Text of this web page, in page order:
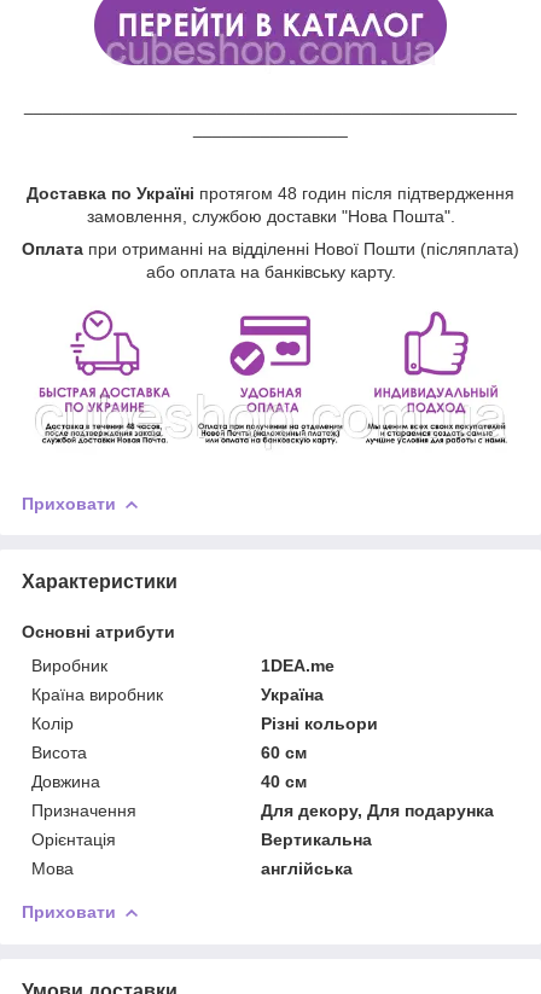
Доставка по Україні протягом 48 годин після підтвердження
замовлення, службою доставки "Нова Пошта".
Оплата при отриманні на відділенні Нової Пошти (післяплата)
або оплата на банківську карту.
Приховати
Характеристики
Основні атрибути
Виробник
1DEA.me
Країна виробник
Україна
Колір
Різні кольори
Висота
60 см
Довжина
40 см
Призначення
Для декору, Для подарунка
Орієнтація
Вертикальна
Мова
англійська
Приховати